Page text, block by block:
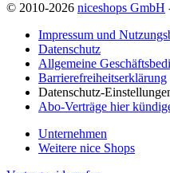
© 2010-2026 niceshops GmbH
Impressum und
Datenschutz
Allgemeine
Barrierefreiheitserklärung
Datenschutz-
Abo-Verträge hier
Unternehmen
Weitere nice Shops